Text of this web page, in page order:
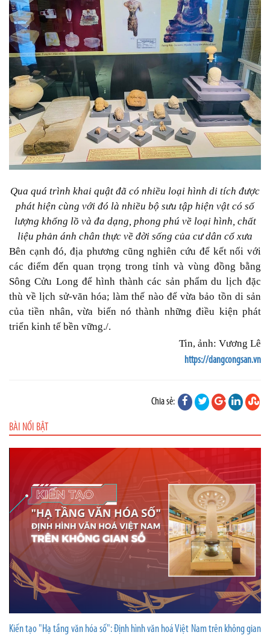
Qua quá trình khai quật đã có nhiều loại hình di tích được
phát hiện cùng với đó là nhiều bộ sưu tập hiện vật có số
lượng khổng lồ và đa dạng, phong phú về loại hình, chất
liệu phản ánh chân thực về đời sống của cư dân cổ xưa
Bên cạnh đó, địa phương cũng nghiên cứu để kết nối với
các điểm đến quan trọng trong tỉnh và vùng đồng bằng
Sông Cửu Long để hình thành các sản phẩm du lịch đặc
thù về lịch sử-văn hóa; làm thế nào để vừa bảo tồn di sản
của tiền nhân, vừa biến nó thành những điều kiện phát
triển kinh tế bền vững./.
Tin, ảnh: Vương Lê
https://dangcongsan.vn
Chia sẻ:
BÀI NỔI BẬT
Kiến tạo "Hạ tầng văn hóa số": Định hình văn hoá Việt Nam trên không gian